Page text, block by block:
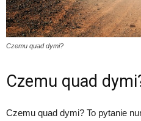
Czemu quad dymi?
Czemu quad
Czemu quad dymi? To pytanie